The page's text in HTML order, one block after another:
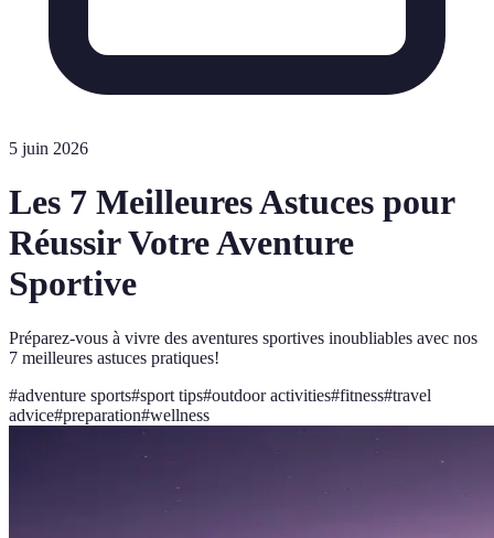
5 juin 2026
Les 7 Meilleures Astuces pour
Réussir Votre Aventure
Sportive
Préparez-vous à vivre des aventures sportives inoubliables avec nos
7 meilleures astuces pratiques!
#adventure sports#sport tips#outdoor activities#fitness#travel
advice#preparation#wellness